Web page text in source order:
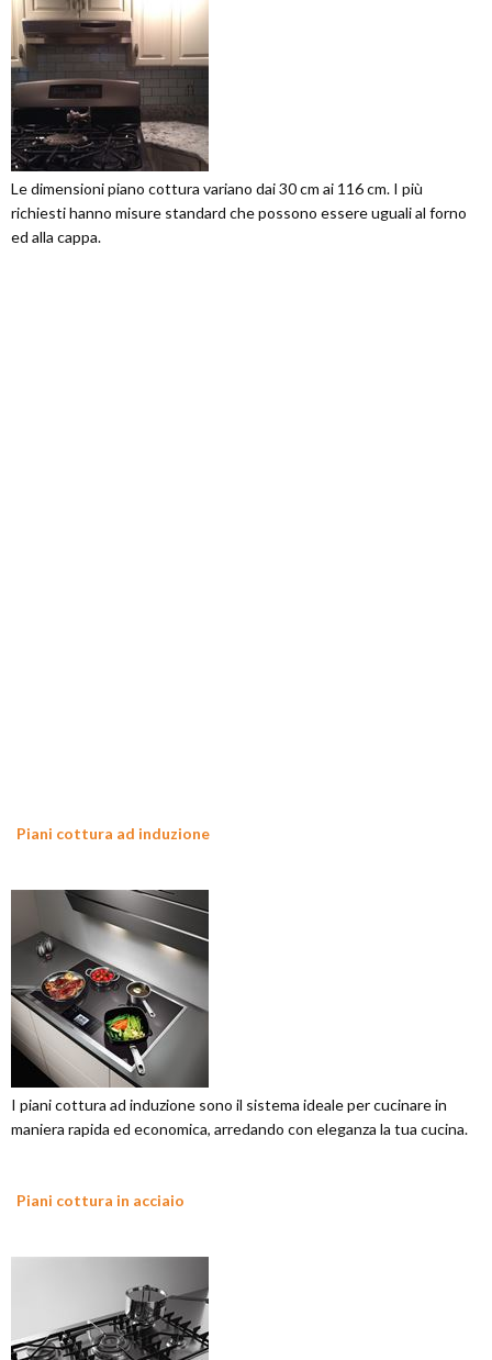
Le dimensioni piano cottura variano dai 30 cm ai 116 cm. I più
richiesti hanno misure standard che possono essere uguali al forno
ed alla cappa.
Piani cottura ad induzione
I piani cottura ad induzione sono il sistema ideale per cucinare in
maniera rapida ed economica, arredando con eleganza la tua cucina.
Piani cottura in acciaio